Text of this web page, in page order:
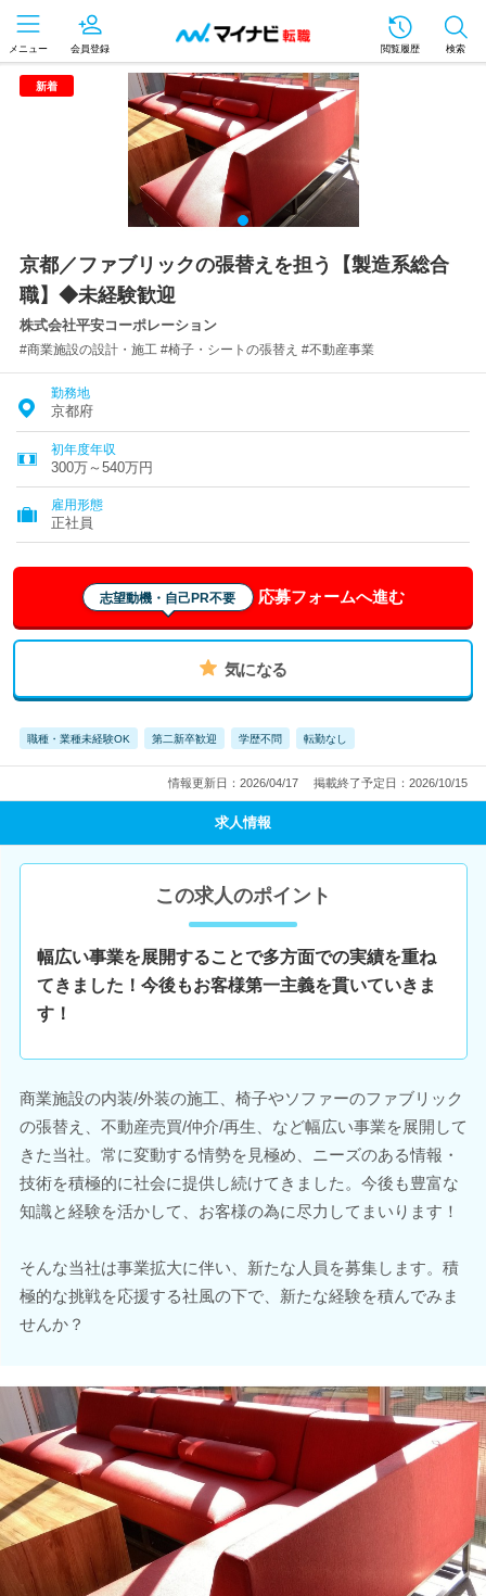
メニュー 会員登録 閲覧履歴 検索
新着
京都／ファブリックの張替えを担う【製造系総合
職】◆未経験歓迎
株式会社平安コーポレーション
#商業施設の設計・施工 #椅子・シートの張替え #不動産事業
勤務地
京都府
初年度年収
300万～540万円
雇用形態
正社員
志望動機・自己PR不要 応募フォームへ進む
気になる
職種・業種未経験OK 第二新卒歓迎 学歴不問 転勤なし
情報更新日：2026/04/17 掲載終了予定日：2026/10/15
求人情報
この求人のポイント
幅広い事業を展開することで多方面での実績を重ね
てきました！今後もお客様第一主義を貫いていきま
す！
商業施設の内装/外装の施工、椅子やソファーのファブリック
の張替え、不動産売買/仲介/再生、など幅広い事業を展開して
きた当社。常に変動する情勢を見極め、ニーズのある情報・
技術を積極的に社会に提供し続けてきました。今後も豊富な
知識と経験を活かして、お客様の為に尽力してまいります！
そんな当社は事業拡大に伴い、新たな人員を募集します。積
極的な挑戦を応援する社風の下で、新たな経験を積んでみま
せんか？